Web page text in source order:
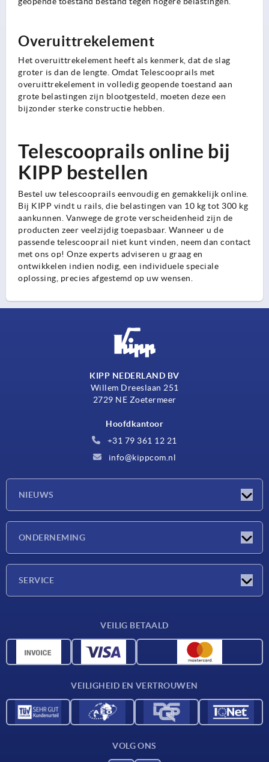
Overuittrekelement
Het overuittrekelement heeft als kenmerk, dat de slag
groter is dan de lengte. Omdat Telescooprails met
overuittrekelement in volledig geopende toestand aan
grote belastingen zijn blootgesteld, moeten deze een
bijzonder sterke constructie hebben.
Telescooprails online bij
KIPP bestellen
Bestel uw telescooprails eenvoudig en gemakkelijk online.
Bij KIPP vindt u rails, die belastingen van 10 kg tot 300 kg
aankunnen. Vanwege de grote verscheidenheid zijn de
producten zeer veelzijdig toepasbaar. Wanneer u de
passende telescooprail niet kunt vinden, neem dan contact
met ons op! Onze experts adviseren u graag en
ontwikkelen indien nodig, een individuele speciale
oplossing, precies afgestemd op uw wensen.
KIPP NEDERLAND BV
Willem Dreeslaan 251
2729 NE Zoetermeer
Hoofdkantoor
+31 79 361 12 21
info@kippcom.nl
NIEUWS
ONDERNEMING
SERVICE
CAD-gegevens
VEILIG BETAALD
VEILIGHEID EN VERTROUWEN
VOLG ONS